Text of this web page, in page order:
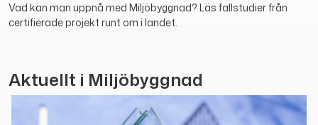
Vad kan man uppnå med Miljöbyggnad? Läs fallstudier från
certifierade projekt runt om i landet.
Aktuellt i Miljöbyggnad